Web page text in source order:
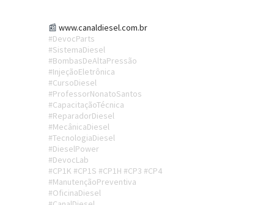
📰 www.canaldiesel.com.br
#DevocParts
#SistemaDiesel
#BombasDeAltaPressão
#InjeçãoEletrônica
#CursoDiesel
#ProfessorNonatoSantos
#CapacitaçãoTécnica
#ReparadorDiesel
#MecânicaDiesel
#TecnologiaDiesel
#DieselPower
#DevocLab
#CP1K #CP1S #CP1H #CP3 #CP4
#ManutençãoPreventiva
#OficinaDiesel